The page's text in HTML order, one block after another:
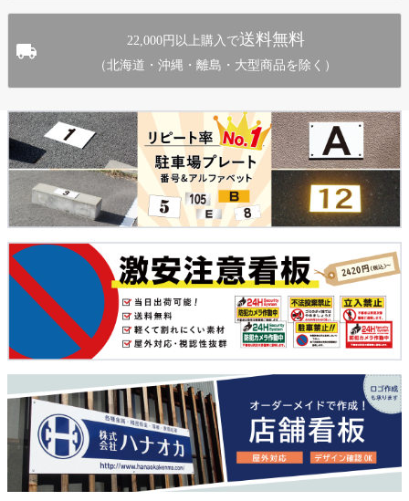
22,000円以上購入で送料無料
（北海道・沖縄・離島・大型商品を除く）